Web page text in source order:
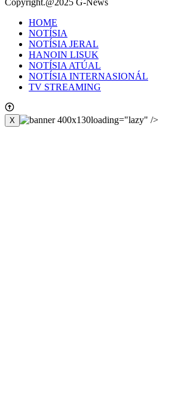
Copyright.@2025 G-News
HOME
NOTÍSIA
NOTÍSIA JERAL
HANOIN LISUK
NOTÍSIA ATÚAL
NOTÍSIA INTERNASIONÁL
TV STREAMING
X loading="lazy" />